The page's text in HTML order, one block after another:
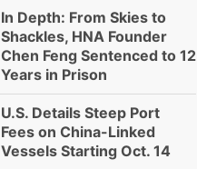
In Depth: From Skies to
Shackles, HNA Founder
Chen Feng Sentenced to 12
Years in Prison
U.S. Details Steep Port
Fees on China-Linked
Vessels Starting Oct. 14